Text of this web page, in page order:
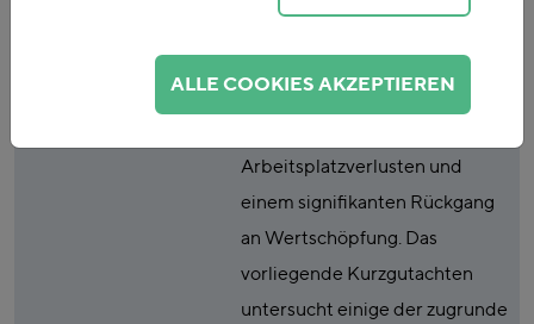
EU-Emissionshandels nach
2020 auf die Stahlindustrie
zeichnen Prognos und Ecofys
Arbeitsplatzverlusten und
einem signifikanten Rückgang
an Wertschöpfung. Das
vorliegende Kurzgutachten
untersucht einige der zugrunde
ALLE COOKIES AKZEPTIEREN